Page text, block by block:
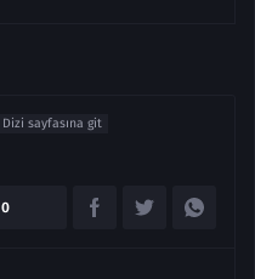
Dizi sayfasına git
0